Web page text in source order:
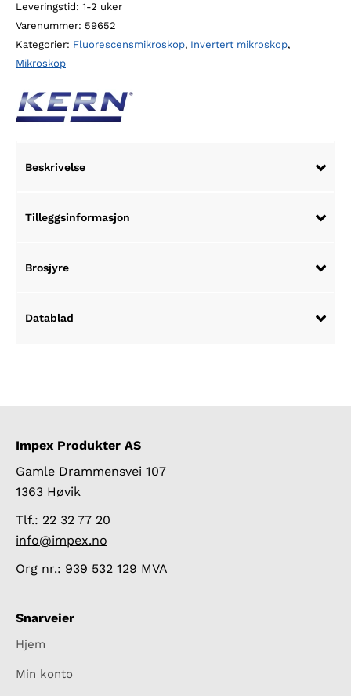
invertert
fluorescensmikroskop
antall
Leveringstid: 1-2 uker
Varenummer: 59652
Kategorier: Fluorescensmikroskop, Invertert mikroskop,
Mikroskop
Beskrivelse
Tilleggsinformasjon
Brosjyre
Datablad
Impex Produkter AS
Gamle Drammensvei 107
1363 Høvik
Tlf.: 22 32 77 20
info@impex.no
Org nr.: 939 532 129 MVA
Snarveier
Hjem
Min konto